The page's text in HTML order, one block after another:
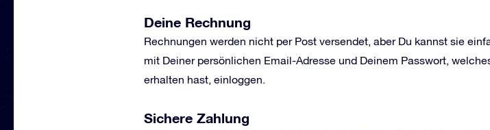
Deine Rechnung
Rechnungen werden nicht per Post versendet, aber Du kannst sie
mit Deiner persönlichen Email-Adresse und Deinem Passwort,
erhalten hast, einloggen.
Sichere Zahlung